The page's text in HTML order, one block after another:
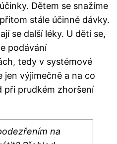
Dětem se snažíme
stále účinné dávky.
se další léky. U dětí se,
podávání
tedy v systémové
jen výjimečně a na co
při prudkém zhoršení
na